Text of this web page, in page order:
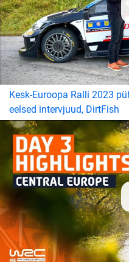
Kesk-Euroopa Ralli 2023
eelsed intervjuud, DirtFish